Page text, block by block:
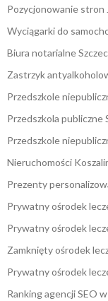
Pozycjonowanie stron
Wyciągarki do
Biura notarialne
Zastrzyk
Przedszkole
Przedszkola publiczne
Przedszkole
Nieruchomości
Prezenty
Prywatny ośrodek
Prywatny ośrodek
Zamknięty ośrodek
Prywatny ośrodek
Ranking agencji SEO